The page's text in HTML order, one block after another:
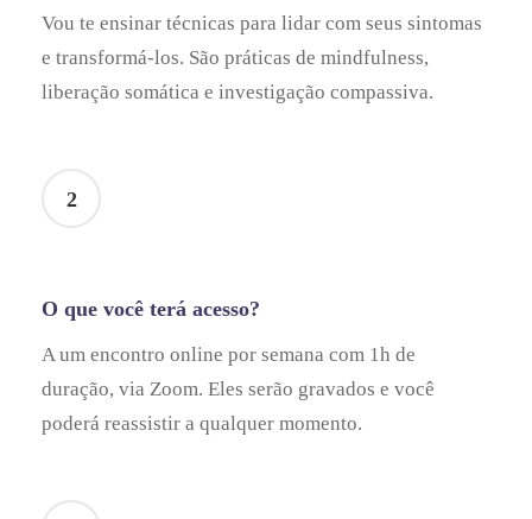
Vou te ensinar técnicas para lidar com seus sintomas
e transformá-los. São práticas de mindfulness,
liberação somática e investigação compassiva.
2
O que você terá acesso?
A um encontro online por semana com 1h de
duração, via Zoom. Eles serão gravados e você
poderá reassistir a qualquer momento.